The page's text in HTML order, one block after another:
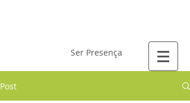
Ser Presença
Post